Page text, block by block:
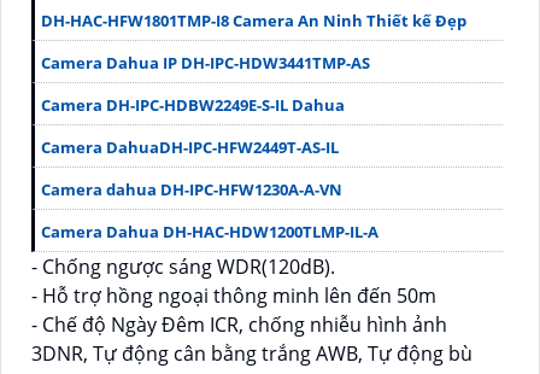
DH-HAC-HFW1801TMP-I8 Camera An Ninh Thiết kế Đẹp
Camera Dahua IP DH-IPC-HDW3441TMP-AS
Camera DH-IPC-HDBW2249E-S-IL Dahua
Camera DahuaDH-IPC-HFW2449T-AS-IL
Camera dahua DH-IPC-HFW1230A-A-VN
Camera Dahua DH-HAC-HDW1200TLMP-IL-A
- Chống ngược sáng WDR(120dB).
- Hỗ trợ hồng ngoại thông minh lên đến 50m
- Chế độ Ngày Đêm ICR, chống nhiễu hình ảnh
3DNR, Tự động cân bằng trắng AWB, Tự động bù